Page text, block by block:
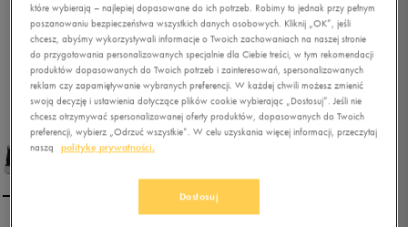
które wybierają – najlepiej dopasowane do ich potrzeb. Robimy to jednak przy pełnym
poszanowaniu bezpieczeństwa wszystkich danych osobowych. Kliknij „OK”, jeśli
chcesz, abyśmy wykorzystywali informacje o Twoich zachowaniach na naszej stronie
do przygotowania personalizowanych specjalnie dla Ciebie treści, w tym rekomendacji
produktów dopasowanych do Twoich potrzeb i zainteresowań, spersonalizowanych
reklam czy zapamiętywanie wybranych preferencji. W każdej chwili możesz zmienić
swoją decyzję i ustawienia dotyczące plików cookie wybierając „Dostosuj”. Jeśli nie
chcesz otrzymywać spersonalizowanej oferty produktów, dopasowanych do Twoich
preferencji, wybierz „Odrzuć wszystkie”. W celu uzyskania więcej informacji, przeczytaj
naszą
politykę prywatności.
Dostosuj